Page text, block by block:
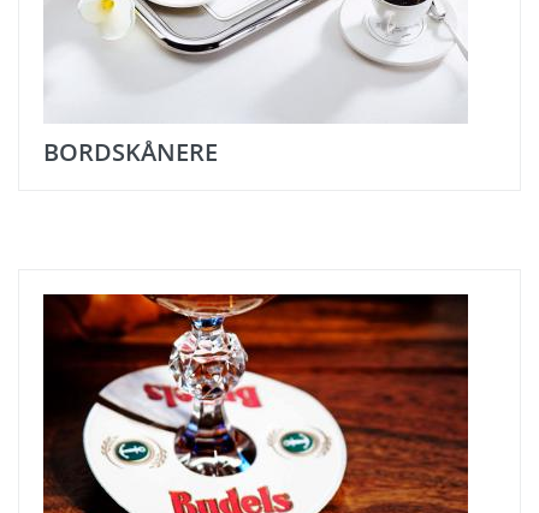
BORDSKÅNERE